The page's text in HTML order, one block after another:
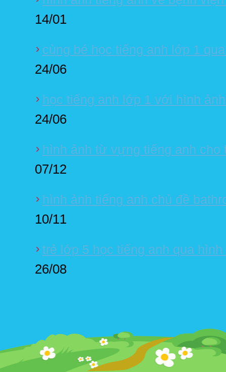
14/01
cùng bé học tiếng anh lớp 1
24/06
học tiếng anh lớp 1 với hình
24/06
hình ảnh từ vựng tiếng anh cho
07/12
hình ảnh tiếng anh chủ đề
10/11
trẻ lớp 5 học tiếng anh qua
26/08